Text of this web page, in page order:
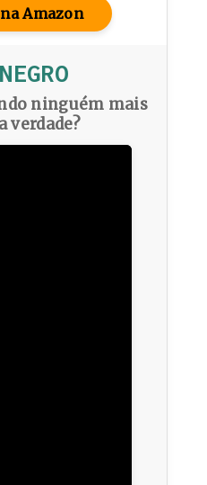
Amazon
ninguém mais
verdade?